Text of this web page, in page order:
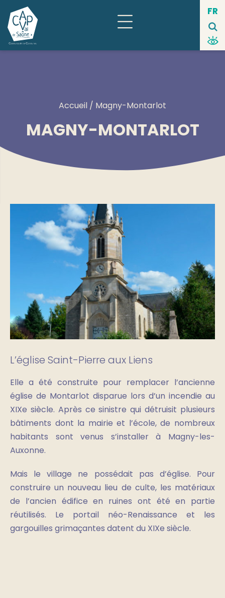
FR
Accueil / Magny-Montarlot
MAGNY-MONTARLOT
L’église Saint-Pierre aux Liens
Elle a été construite pour remplacer l’ancienne
église de Montarlot disparue lors d’un incendie au
XIXe siècle. Après ce sinistre qui détruisit plusieurs
bâtiments dont la mairie et l’école, de nombreux
habitants sont venus s’installer à Magny-les-
Auxonne.
Mais le village ne possédait pas d’église. Pour
construire un nouveau lieu de culte, les matériaux
de l’ancien édifice en ruines ont été en partie
réutilisés. Le portail néo-Renaissance et les
gargouilles grimaçantes datent du XIXe siècle.
Panneau de gestion des cookies